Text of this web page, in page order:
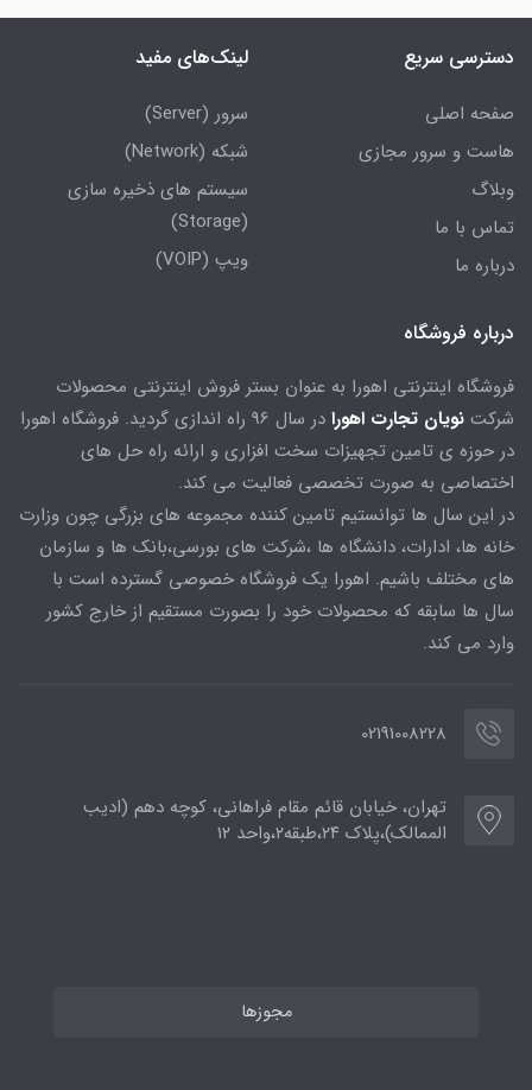
دسترسی سریع
صفحه اصلی
هاست و سرور مجازی
وبلاگ
تماس با ما
درباره ما
لینک‌های مفید
سرور (Server)
شبکه (Network)
سیستم های ذخیره سازی
(Storage)
ویپ (VOIP)
درباره فروشگاه
فروشگاه اینترنتی اهورا به عنوان بستر فروش اینترنتی محصولات
شرکت نویان تجارت اهورا
در سال 96 راه اندازی گردید. فروشگاه اهورا
در حوزه ی تامین تجهیزات سخت افزاری و ارائه راه حل های
اختصاصی به صورت تخصصی فعالیت می کند.
در این سال ها توانستیم تامین کننده مجموعه های بزرگی چون وزارت
خانه ها، ادارات، دانشگاه ها ،شرکت های بورسی،بانک ها و سازمان
های مختلف باشیم. اهورا یک فروشگاه خصوصی گسترده است با
سال ها سابقه که محصولات خود را بصورت مستقیم از خارج کشور
وارد می کند.
02191008228
تهران، خیابان قائم مقام فراهانی، کوچه دهم (ادیب
الممالک)،پلاک ۲۴،طبقه۲،واحد ۱۲
مجوزها